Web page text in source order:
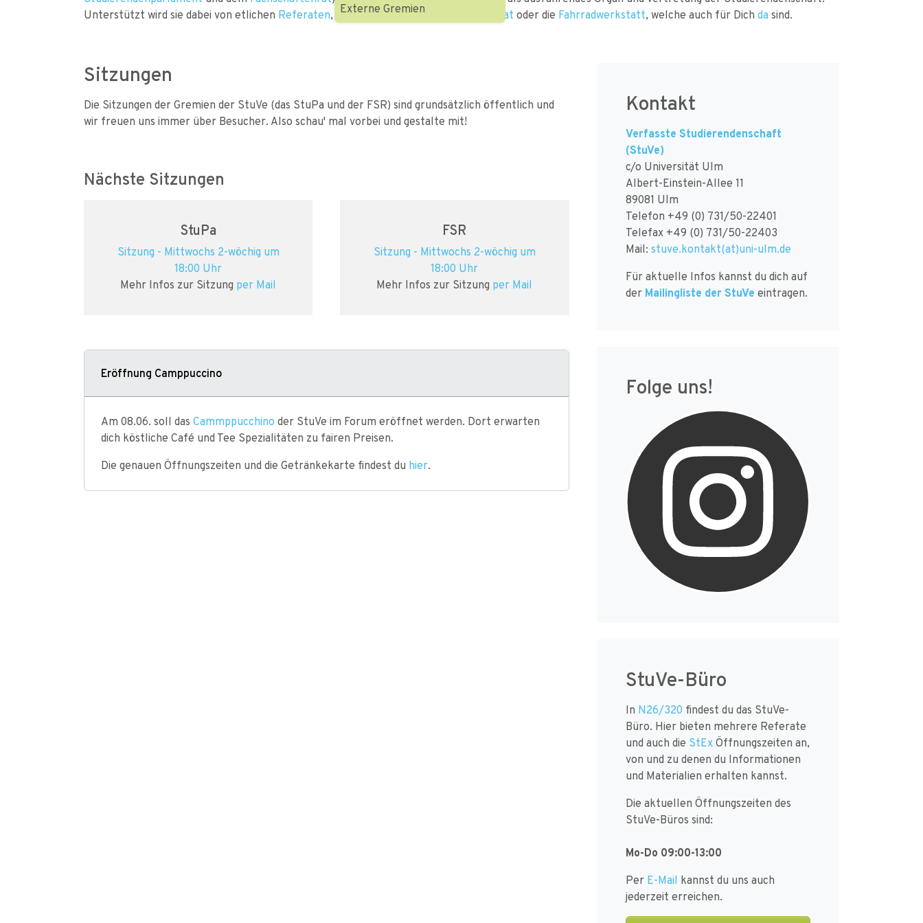
Externe Gremien
Unterstützt wird sie dabei von etlichen Referaten, wie zum Beispiel das BAföG-Referat oder die Fahrradwerkstatt, welche auch für Dich da sind.
Sitzungen
Die Sitzungen der Gremien der StuVe (das StuPa und der FSR) sind grundsätzlich öffentlich und
wir freuen uns immer über Besucher. Also schau' mal vorbei und gestalte mit!
Nächste Sitzungen
StuPa
Sitzung - Mittwochs 2-wöchig um
18:00 Uhr
Mehr Infos zur Sitzung per Mail
FSR
Sitzung - Mittwochs 2-wöchig um
18:00 Uhr
Mehr Infos zur Sitzung per Mail
Eröffnung Camppuccino
Am 08.06. soll das Cammppucchino der StuVe im Forum eröffnet werden. Dort erwarten
dich köstliche Café und Tee Spezialitäten zu fairen Preisen.
Die genauen Öffnungszeiten und die Getränkekarte findest du hier.
Kontakt
Verfasste Studierendenschaft
(StuVe)
c/o Universität Ulm
Albert-Einstein-Allee 11
89081 Ulm
Telefon +49 (0) 731/50-22401
Telefax +49 (0) 731/50-22403
Mail: stuve.kontakt(at)uni-ulm.de
Für aktuelle Infos kannst du dich auf
der Mailingliste der StuVe eintragen.
Folge uns!
StuVe-Büro
In N26/320 findest du das StuVe-
Büro. Hier bieten mehrere Referate
und auch die StExÖffnungszeiten an,
von und zu denen du Informationen
und Materialien erhalten kannst.
Die aktuellen Öffnungszeiten des
StuVe-Büros sind:
Mo-Do 09:00-13:00
Per E-Mail kannst du uns auch
jederzeit erreichen.